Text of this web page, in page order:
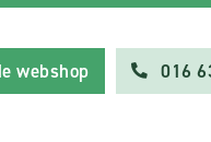
webshop 016